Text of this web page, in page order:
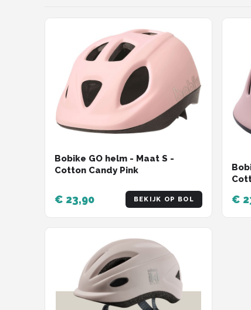
Bobike GO helm - Maat S -
Cotton Candy Pink
€ 23,90 BEKIJK OP BOL €